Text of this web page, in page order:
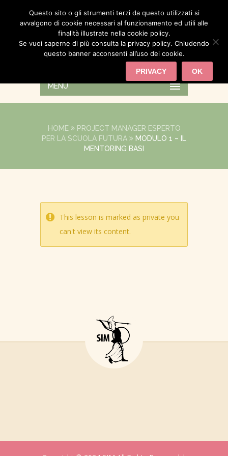
MENU
HOME
PROJECT MANAGER ESPERTO
PER LA SCUOLA FUTURA
MODULO 1 – IL
MENTORING BASI
This lesson is marked as private you
can't view its content.
Questo sito o gli strumenti terzi da questo utilizzati si
avvalgono di cookie necessari al funzionamento ed utili alle
finalità illustrate nella cookie policy.
Se vuoi saperne di più consulta la privacy policy. Chiudendo
questo banner acconsenti all’uso dei cookie.
OK
PRIVACY